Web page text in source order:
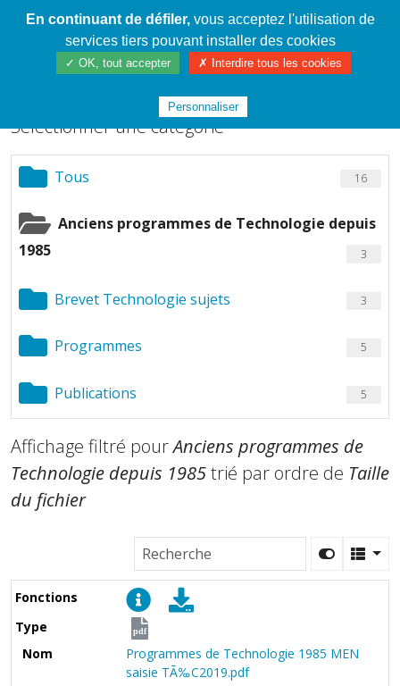
Cahier de textes patrickRICHARD
Chargement de fichiers
Sélectionner une catégorie
Tous 16
Anciens programmes de Technologie depuis
1985
3
Brevet Technologie sujets 3
Programmes 5
Publications 5
Affichage filtré pourAnciens programmes de
Technologie depuis 1985trié par ordre de Taille
du fichier
Fonctions
Type
pdf
Nom
Programmes de Technologie 1985 MEN
saisie TÃ‰C2019.pdf
En continuant de défiler,vous acceptez l'utilisation de
services tiers pouvant installer des cookies
✓ OK, tout accepter ✗ Interdire tous les cookies
Personnaliser